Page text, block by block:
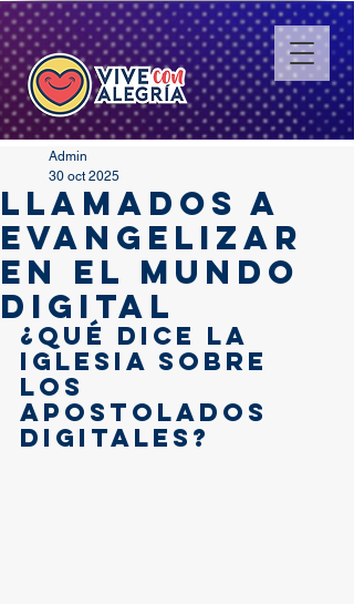
Llamados a
evangelizar
en el mundo
digital
Admin
30 oct 2025
¿Qué dice la
Iglesia sobre
los
apostolados
digitales?